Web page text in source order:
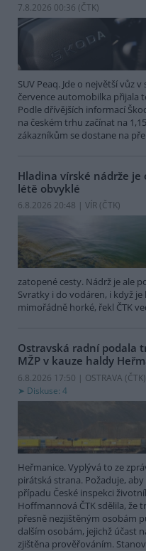
7.8.2026 00:36 (ČTK)
SUV Peaq. Jde o největší vůz
července automobilka přijala
Podle dřívějších informací
na českém trhu začínat na
zákazníkům se dostane na
Hladina vírské nádrže je
létě obvyklé
6.8.2026 20:48 | VÍR (ČTK)
zatopené cesty. Nádrž je ale
Svratky i do vodáren, i když
mimořádně horké, řekl ČTK
Ostravská radní podala
MŽP v kauze haldy
6.8.2026 17:50 | OSTRAVA (ČTK)
Diskuse: 4
Heřmanice. Vyplývá to ze
pirátská strana. Požaduje,
případu České inspekci
Hoffmannová ČTK sdělila, že
přesně nezjištěným osobám
dalším osobám, jejichž účast
zjištěna prověřováním.